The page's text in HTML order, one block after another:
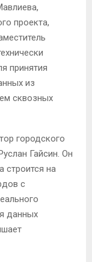
проекта,
принятия
из
сквозных
городского
Гайсин. Он
строится на
с
данных